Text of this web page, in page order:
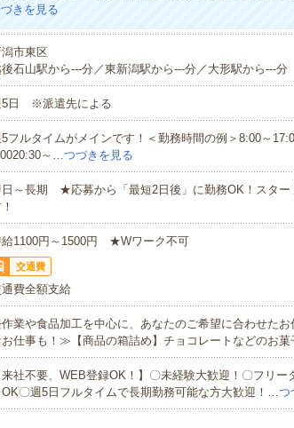
きを見る
潟市東区
後石山駅から---分／東新潟駅から---分／大形駅から---分
5日 ※派遣先による
フルタイムがメインです！＜勤務時間の例＞8:00～
～…つづきを見る
日～長期 ★応募から「最短2日後」に勤務OK！スタ
給1100円～1500円 ★Wワーク不可
交通費
費全額支給
業や食品加工を中心に、あなたのご希望に合わせた
お仕事も！≫【商品の箱詰め】チョコレートなどのお
来社不要、WEB登録OK！】〇未経験大歓迎！〇フリ
OK〇週5日フルタイムで長期勤務可能な方大歓迎！…つ